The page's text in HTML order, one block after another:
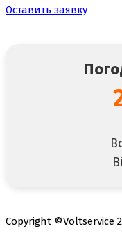
Оставить заявку
Copyright ©Voltservice